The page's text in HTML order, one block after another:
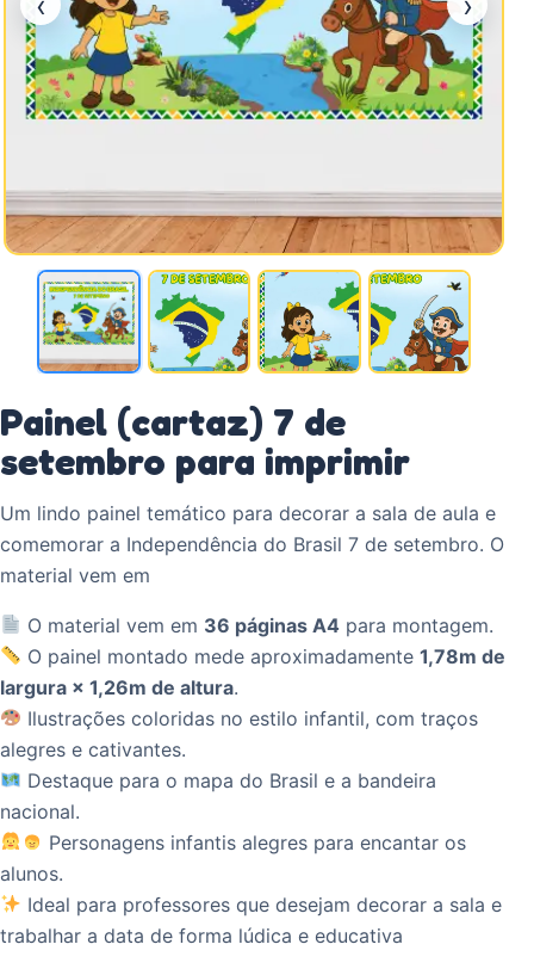
Painel (cartaz) 7 de
setembro para imprimir
Um lindo painel temático para decorar a sala de aula e
comemorar a Independência do Brasil 7 de setembro. O
material vem em
O material vem em 36 páginas A4 para montagem.
O painel montado mede aproximadamente1,78m de
largura × 1,26m de altura.
Ilustrações coloridas no estilo infantil, com traços
alegres e cativantes.
Destaque para o mapa do Brasil e a bandeira
nacional.
Personagens infantis alegres para encantar os
alunos.
Ideal para professores que desejam decorar a sala e
trabalhar a data de forma lúdica e educativa